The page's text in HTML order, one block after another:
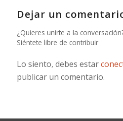
Dejar un
¿Quieres unirte a la
Siéntete libre de contribuir
Lo siento, debes estar
publicar un comentario.